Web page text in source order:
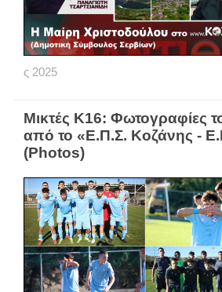
ς 2025
Μικτές Κ16: Φωτογραφίες
από το «Ε.Π.Σ. Κοζάνης -
(Photos)